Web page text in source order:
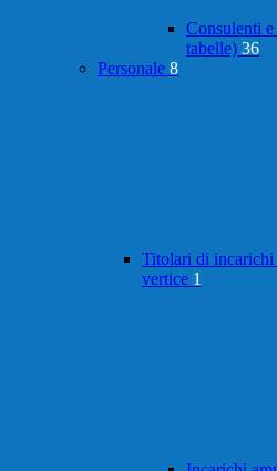
Consulenti
tabelle) 36
Personale 8
Titolari di
vertice 1